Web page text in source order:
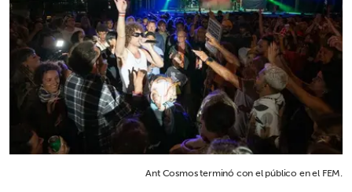
Ant Cosmos terminó con el público en el FEM.